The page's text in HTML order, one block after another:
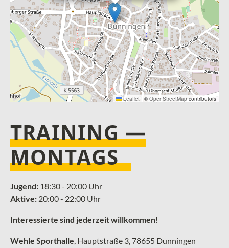
Leaflet | © OpenStreetMap contributors
TRAINING —
MONTAGS
Jugend: 18:30 - 20:00 Uhr
Aktive: 20:00 - 22:00 Uhr
Interessierte sind jederzeit willkommen!
Wehle Sporthalle, ­Hauptstraße 3, 78655 Dunningen